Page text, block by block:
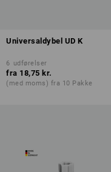
Universaldybel UD K
6 udførelser
fra 18,75 kr.
(med moms) fra 10 Pakke